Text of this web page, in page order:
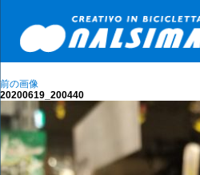
前の画像
20200619_200440